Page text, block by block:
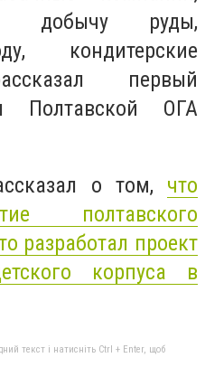
добычу руды,
кондитерские
первый
Полтавской ОГА
о том, что
полтавского
разработал проект
корпуса в
текст і натисніть Ctrl + Enter, щоб